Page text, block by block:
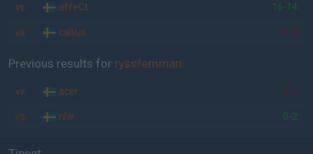
vs. affeCt 16-14
vs. callius 16-8
Previous results for ryssfemman
vs. acer 0-2
vs. nIw 0-2